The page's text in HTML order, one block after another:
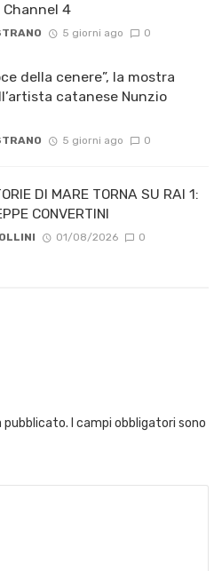
4
5 giorni ago 0
della cenere”, la mostra
catanese Nunzio
5 giorni ago 0
DI MARE TORNA SU RAI 1:
CONVERTINI
01/08/2026 0
pubblicato. I campi obbligatori sono